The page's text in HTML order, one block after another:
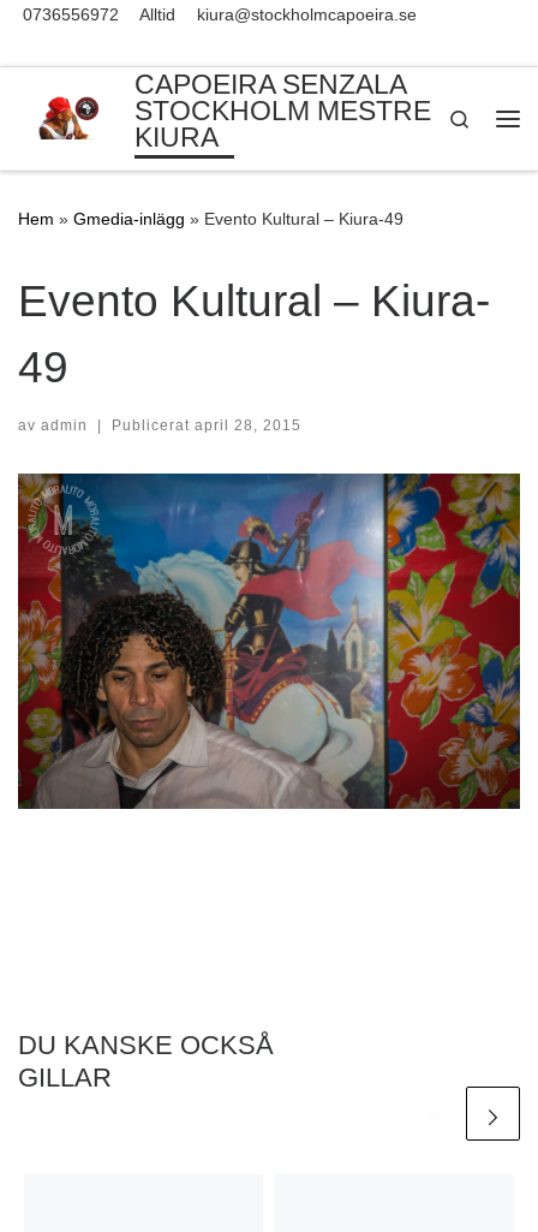
0736556972 Alltid kiura@stockholmcapoeira.se
CAPOEIRA SENZALA
STOCKHOLM MESTRE
KIURA
Search
Hem » Gmedia-inlägg » Evento Kultural – Kiura-49
Evento Kultural – Kiura-
49
av admin | Publicerat april 28, 2015
DU KANSKE OCKSÅ
GILLAR